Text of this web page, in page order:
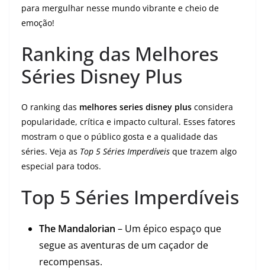
para mergulhar nesse mundo vibrante e cheio de
emoção!
Ranking das Melhores
Séries Disney Plus
O ranking das melhores series disney plus considera
popularidade, crítica e impacto cultural. Esses fatores
mostram o que o público gosta e a qualidade das
séries. Veja as Top 5 Séries Imperdíveis que trazem algo
especial para todos.
Top 5 Séries Imperdíveis
The Mandalorian – Um épico espaço que
segue as aventuras de um caçador de
recompensas.